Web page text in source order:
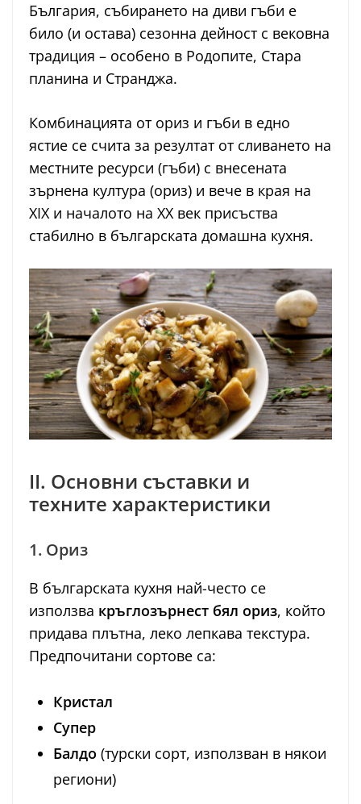
България, събирането на диви гъби е
било (и остава) сезонна дейност с вековна
традиция – особено в Родопите, Стара
планина и Странджа.
Комбинацията от ориз и гъби в едно
ястие се счита за резултат от сливането на
местните ресурси (гъби) с внесената
зърнена култура (ориз) и вече в края на
XIX и началото на XX век присъства
стабилно в българската домашна кухня.
II. Основни съставки и
техните характеристики
1. Ориз
В българската кухня най-често се
използва кръглозърнест бял ориз, който
придава плътна, леко лепкава текстура.
Предпочитани сортове са:
Кристал
Супер
Балдо (турски сорт, използван в някои
региони)